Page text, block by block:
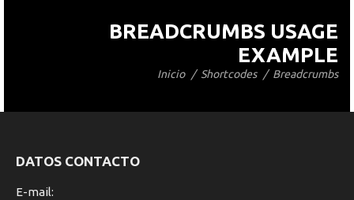
BREADCRUMBS USAGE
EXAMPLE
Estás aquí:
Inicio Shortcodes Breadcrumbs
DATOS CONTACTO
E-mail: